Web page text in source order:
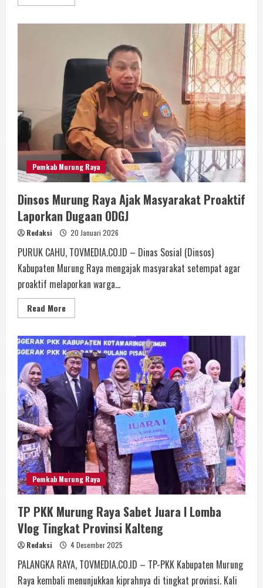
Pemkab Murung Raya
Dinsos Murung Raya Ajak Masyarakat Proaktif
Laporkan Dugaan ODGJ
Redaksi 20 Januari 2026
PURUK CAHU, TOVMEDIA.CO.ID – Dinas Sosial (Dinsos)
Kabupaten Murung Raya mengajak masyarakat setempat agar
proaktif melaporkan warga...
Read More
Pemkab Murung Raya
TP PKK Murung Raya Sabet Juara I Lomba
Vlog Tingkat Provinsi Kalteng
Redaksi 4 Desember 2025
PALANGKA RAYA, TOVMEDIA.CO.ID – TP-PKK Kabupaten Murung
Raya kembali menunjukkan kiprahnya di tingkat provinsi. Kali